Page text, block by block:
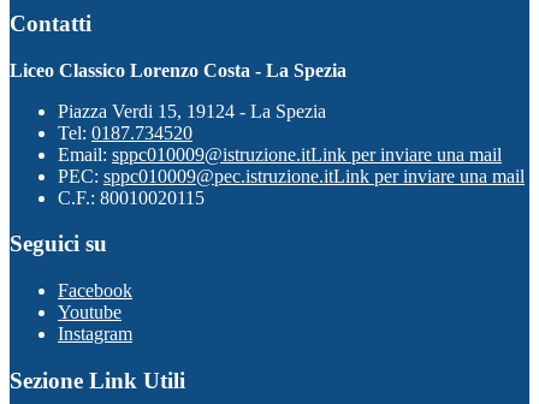
Contatti
Liceo Classico Lorenzo Costa - La Spezia
Piazza Verdi 15, 19124 - La Spezia
Tel: 0187.734520
Email: sppc010009@istruzione.itLink per inviare una mail
PEC: sppc010009@pec.istruzione.itLink per inviare una mail
C.F.: 80010020115
Seguici su
Facebook
Youtube
Instagram
Sezione Link Utili